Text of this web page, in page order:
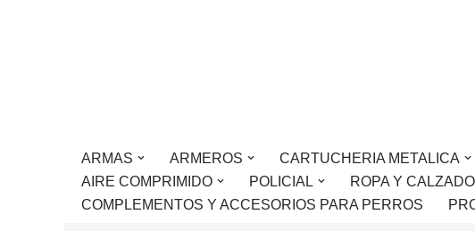
ARMAS ARMEROS CARTUCHERIA METALICA
AIRE COMPRIMIDO
POLICIAL ROPA Y CALZADO
COMPLEMENTOS Y ACCESORIOS PARA PERROS